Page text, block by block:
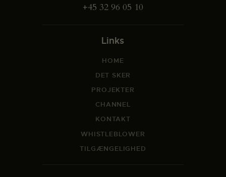
+45 32 96 05 10
Links
HOME
DET SKER
PROJEKTER
CHANNEL
KONTAKT
WHISTLEBLOWER
TILGÆNGELIGHED